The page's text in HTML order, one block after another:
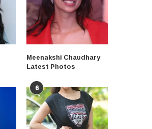
Meenakshi Chaudhary
Latest Photos
6